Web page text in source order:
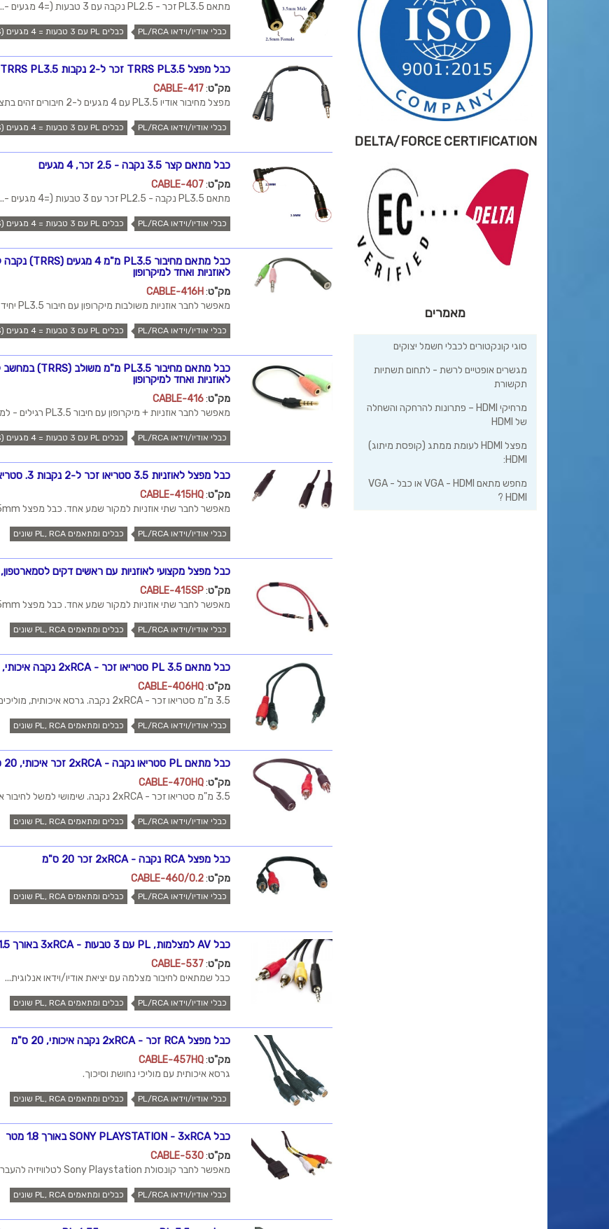
מתאם PL3.5 זכר - PL2.5 נקבה עם 3 טבעות (=4 מגעים -...
כבלי אודיו/וידאו PL/RCA כבלים PL עם 3 טבעות = 4 מגעים (TRRS)
כבל מפצל TRRS PL3.5 זכר ל-2 נקבות TRRS PL3.5
מק"ט:
CABLE-417
מפצל מחיבור אודיו PL3.5 עם 4 מגעים ל-2 חיבורים זהים בתצורת...
כבלי אודיו/וידאו PL/RCA כבלים PL עם 3 טבעות = 4 מגעים (TRRS)
כבל מתאם קצר 3.5 נקבה - 2.5 זכר, 4 מגעים
מק"ט:
CABLE-407
מתאם PL3.5 נקבה - PL2.5 זכר עם 3 טבעות (=4 מגעים -...
כבלי אודיו/וידאו PL/RCA כבלים PL עם 3 טבעות = 4 מגעים (TRRS)
לאוזניות ואחד למיקרופון
מק"ט:
CABLE-416H
מאפשר לחבר אוזניות משולבות מיקרופון עם חיבור PL3.5 יחיד -...
כבלי אודיו/וידאו PL/RCA כבלים PL עם 3 טבעות = 4 מגעים (TRRS)
לאוזניות ואחד למיקרופון
מק"ט:
CABLE-416
מאפשר לחבר אוזניות + מיקרופון עם חיבור PL3.5 רגילים - למחשב...
כבלי אודיו/וידאו PL/RCA כבלים PL עם 3 טבעות = 4 מגעים (TRRS)
כבל מפצל לאוזניות 3.5 סטריאו זכר ל-2 נקבות 3. סטריאו, 20 ס"מ איכותי
מק"ט:
CABLE-415HQ
מאפשר לחבר שתי אוזניות למקור שמע אחד. כבל מפצל PL 3.5mm...
כבלי אודיו/וידאו PL/RCA כבלים ומתאמים PL, RCA שונים
כבל מפצל מקצועי לאוזניות עם ראשים דקים לסמארטפון, 20 ס"מ
מק"ט:
CABLE-415SP
מאפשר לחבר שתי אוזניות למקור שמע אחד. כבל מפצל PL 3.5mm...
כבלי אודיו/וידאו PL/RCA כבלים ומתאמים PL, RCA שונים
כבל מתאם PL 3.5 סטריאו זכר - 2xRCA נקבה איכותי, 20 ס"מ
מק"ט:
CABLE-406HQ
3.5 מ"מ סטריאו זכר - 2xRCA נקבה. גרסא איכותית, מוליכים...
כבלי אודיו/וידאו PL/RCA כבלים ומתאמים PL, RCA שונים
כבל מתאם PL סטריאו נקבה - 2xRCA זכר איכותי, 20 ס"מ
מק"ט:
CABLE-470HQ
3.5 מ"מ סטריאו זכר - 2xRCA נקבה. שימושי למשל לחיבור אוזניות...
כבלי אודיו/וידאו PL/RCA כבלים ומתאמים PL, RCA שונים
כבל מפצל RCA נקבה - 2xRCA זכר 20 ס"מ
מק"ט:
CABLE-460/0.2
כבלי אודיו/וידאו PL/RCA כבלים ומתאמים PL, RCA שונים
כבל AV למצלמות, PL עם 3 טבעות - 3xRCA באורך 1.5 מטר
מק"ט:
CABLE-537
כבל שמתאים לחיבור מצלמה עם יציאת אודיו/וידאו אנלוגית...
כבלי אודיו/וידאו PL/RCA כבלים ומתאמים PL, RCA שונים
כבל מפצל RCA זכר - 2xRCA נקבה איכותי, 20 ס"מ
מק"ט:
CABLE-457HQ
גרסא איכותית עם מוליכי נחושת וסיכוך.
כבלי אודיו/וידאו PL/RCA כבלים ומתאמים PL, RCA שונים
כבל SONY PLAYSTATION - 3xRCA באורך 1.8 מטר
מק"ט:
CABLE-530
מאפשר לחבר קונסולת Sony Playstation לטלוויזיה להעברת קול...
כבלי אודיו/וידאו PL/RCA כבלים ומתאמים PL, RCA שונים
DELTA/FORCE CERTIFICATION
מאמרים
סוגי קונקטורים לכבלי חשמל יצוקים
מגשרים אופטיים לרשת - לתחום תשתיות
תקשורת
מרחיקי HDMI – פתרונות להרחקה והשחלה
של HDMI
מפצל HDMI לעומת ממתג (קופסת מיתוג)
HDMI:
מחפש מתאם VGA - HDMI או כבל VGA -
HDMI ?